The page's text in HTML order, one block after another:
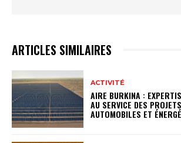
ARTICLES SIMILAIRES
ACTIVITÉ
AIRE BURKINA :
AU SERVICE DES
AUTOMOBILES ET